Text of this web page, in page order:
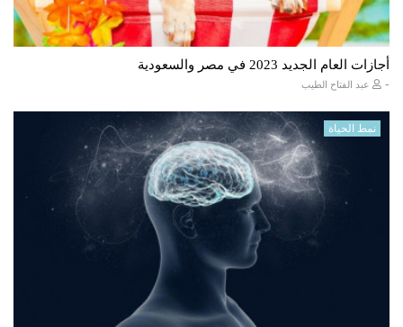
أجازات العام الجديد 2023 في مصر والسعودية
- عبد الفتاح الطيب
نمط الحياة